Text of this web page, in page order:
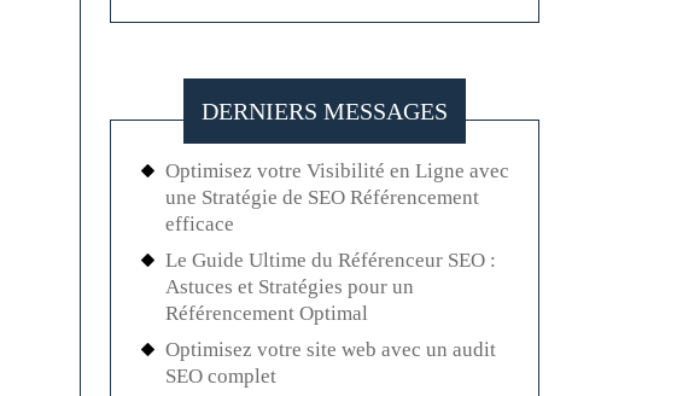
DERNIERS MESSAGES
Optimisez votre Visibilité en Ligne avec
une Stratégie de SEO Référencement
efficace
Le Guide Ultime du Référenceur SEO :
Astuces et Stratégies pour un
Référencement Optimal
Optimisez votre site web avec un audit
SEO complet